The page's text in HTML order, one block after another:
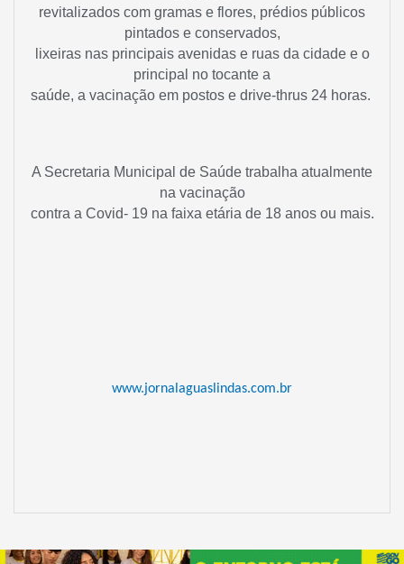
revitalizados com gramas e flores, prédios públicos
pintados e conservados,
lixeiras nas principais avenidas e ruas da cidade e o
principal no tocante a
saúde, a vacinação em postos e drive-thrus 24 horas.
A Secretaria Municipal de Saúde trabalha atualmente
na vacinação
contra a Covid- 19 na faixa etária de 18 anos ou mais.
www.jornalaguaslindas.com.br